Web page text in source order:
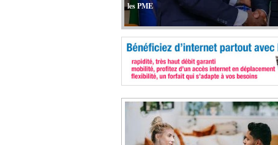
les PME